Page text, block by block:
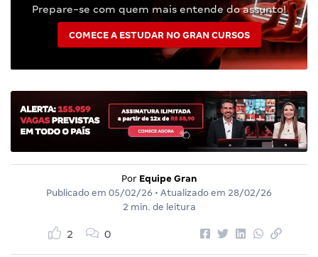
Prepare-se com quem mais entende do assunto!
COMECE A ESTUDAR NO GRAN CURSOS
Por Equipe Gran
Publicado em 05/02/26 • Atualizado em 28/02/26
2 min. de leitura
2 0